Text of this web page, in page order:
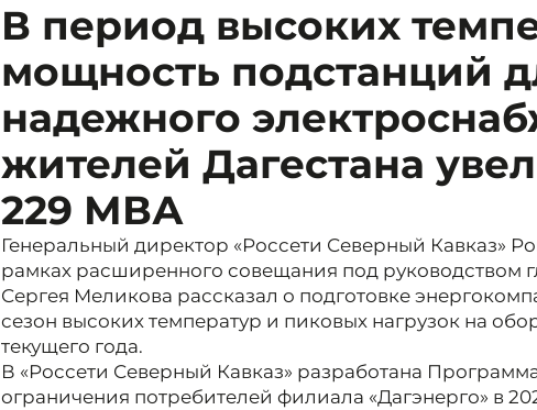
В период высоких
мощность подстанций
надежного
жителей Дагестана
229 МВА
Генеральный директор «Россети Северный Кавказ»
рамках расширенного совещания под руководством
Сергея Меликова рассказал о подготовке
сезон высоких температур и пиковых нагрузок на
текущего года.
В «Россети Северный Кавказ» разработана
ограничения потребителей филиала «Дагэнерго» в